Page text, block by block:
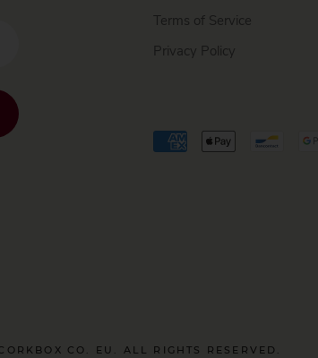
Terms of Service
Privacy Policy
CO. EU. ALL RIGHTS RESERVED.